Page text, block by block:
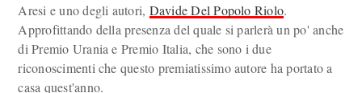
Aresi e uno degli autori, Davide Del Popolo Riolo.
Approfittando della presenza del quale si parlerà un po' anche
di Premio Urania e Premio Italia, che sono i due
riconoscimenti che questo premiatissimo autore ha portato a
casa quest'anno.